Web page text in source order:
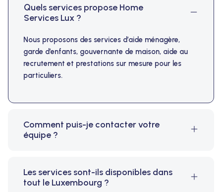
Quels services propose Home
Services Lux ?
Nous proposons des services d’aide ménagère,
garde d’enfants, gouvernante de maison, aide au
recrutement et prestations sur mesure pour les
particuliers.
Comment puis-je contacter votre
équipe ?
Les services sont-ils disponibles dans
tout le Luxembourg ?